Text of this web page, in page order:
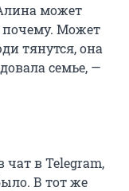
может
почему. Может
тянутся, она
семье, —
в Telegram,
В тот же